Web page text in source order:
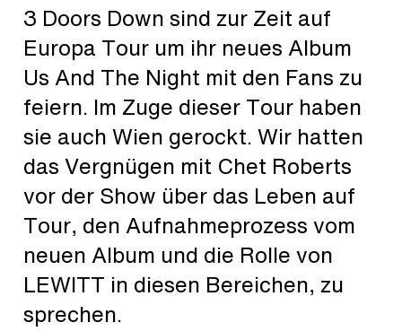
3 Doors Down sind zur Zeit auf
Europa Tour um ihr neues Album
Us And The Night mit den Fans zu
feiern. Im Zuge dieser Tour haben
sie auch Wien gerockt. Wir hatten
das Vergnügen mit Chet Roberts
vor der Show über das Leben auf
Tour, den Aufnahmeprozess vom
neuen Album und die Rolle von
LEWITT in diesen Bereichen, zu
sprechen.